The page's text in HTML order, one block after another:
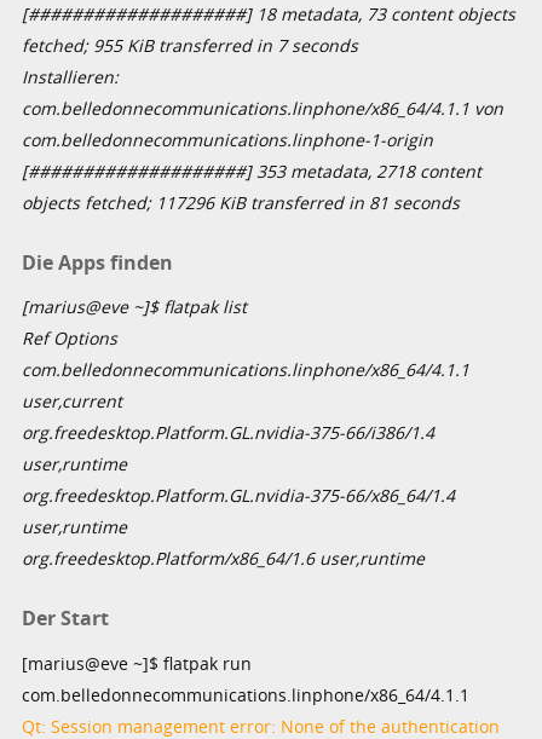
[####################] 18 metadata, 73 content objects
fetched; 955 KiB transferred in 7 seconds
Installieren:
com.belledonnecommunications.linphone/x86_64/4.1.1 von
com.belledonnecommunications.linphone-1-origin
[####################] 353 metadata, 2718 content
objects fetched; 117296 KiB transferred in 81 seconds
Die Apps finden
[marius@eve ~]$ flatpak list
Ref Options
com.belledonnecommunications.linphone/x86_64/4.1.1
user,current
org.freedesktop.Platform.GL.nvidia-375-66/i386/1.4
user,runtime
org.freedesktop.Platform.GL.nvidia-375-66/x86_64/1.4
user,runtime
org.freedesktop.Platform/x86_64/1.6 user,runtime
Der Start
[marius@eve ~]$ flatpak run
com.belledonnecommunications.linphone/x86_64/4.1.1
Qt: Session management error: None of the authentication